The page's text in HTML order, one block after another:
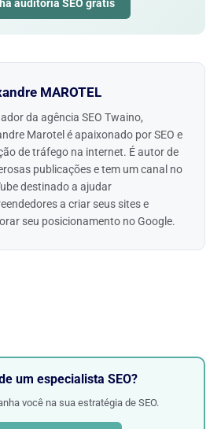
auditoria SEO grátis
MAROTEL
da agência SEO Twaino,
Marotel é apaixonado por SEO e
de tráfego na internet. É autor de
publicações e tem um canal no
destinado a ajudar
a criar seus sites e
seu posicionamento no Google.
um especialista SEO?
você na sua estratégia de SEO.